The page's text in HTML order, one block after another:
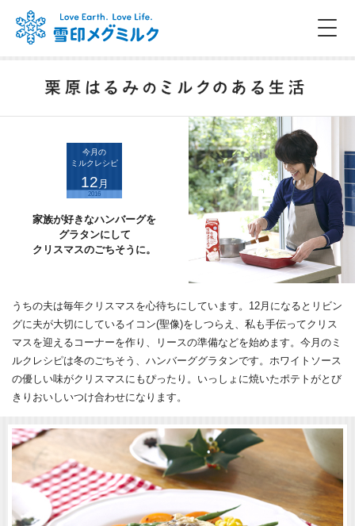
今月の
ミルクレシピ
12 月
2016
家族が好きなハンバーグを
グラタンにして
クリスマスのごちそうに。
うちの夫は毎年クリスマスを心待ちにしています。12月になるとリビン
グに夫が大切にしているイコン(聖像)をしつらえ、私も手伝ってクリス
マスを迎えるコーナーを作り、リースの準備などを始めます。今月のミ
ルクレシピは冬のごちそう、ハンバーググラタンです。ホワイトソース
の優しい味がクリスマスにもぴったり。いっしょに焼いたポテトがとび
きりおいしいつけ合わせになります。